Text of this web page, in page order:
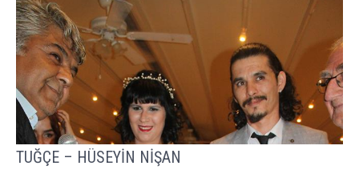
TUĞÇE – HÜSEYİN NİŞAN